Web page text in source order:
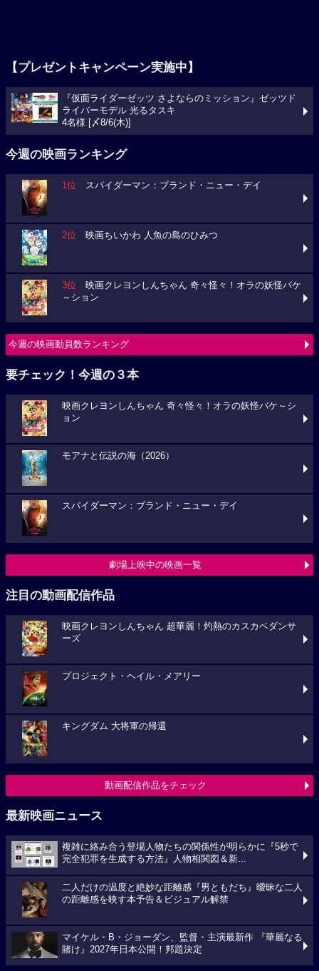
【プレゼントキャンペーン実施中】
『仮面ライダーゼッツ さよならのミッション』ゼッツド
ライバーモデル 光るタスキ
4名様 [〆8/6(木)]
今週の映画ランキング
1位 スパイダーマン：ブランド・ニュー・デイ
2位 映画ちいかわ 人魚の島のひみつ
3位 映画クレヨンしんちゃん 奇々怪々！オラの妖怪バケ
～ション
今週の映画動員数ランキング
要チェック！今週の３本
映画クレヨンしんちゃん 奇々怪々！オラの妖怪バケ～シ
ョン
モアナと伝説の海（2026）
スパイダーマン：ブランド・ニュー・デイ
劇場上映中の映画一覧
注目の動画配信作品
映画クレヨンしんちゃん 超華麗！灼熱のカスカベダンサ
ーズ
プロジェクト・ヘイル・メアリー
キングダム 大将軍の帰還
動画配信作品をチェック
最新映画ニュース
複雑に絡み合う登場人物たちの関係性が明らかに『5秒で
完全犯罪を生成する方法』人物相関図＆新...
二人だけの温度と絶妙な距離感『男ともだち』曖昧な二人
の距離感を映す本予告＆ビジュアル解禁
マイケル・B・ジョーダン、監督・主演最新作 『華麗なる
賭け』2027年日本公開！邦題決定